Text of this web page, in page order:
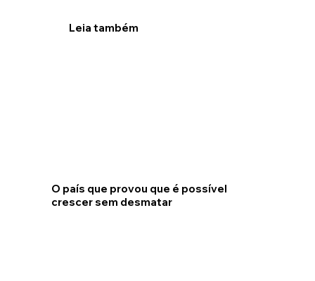
O país que provou que é possível
crescer sem desmatar
Leia também